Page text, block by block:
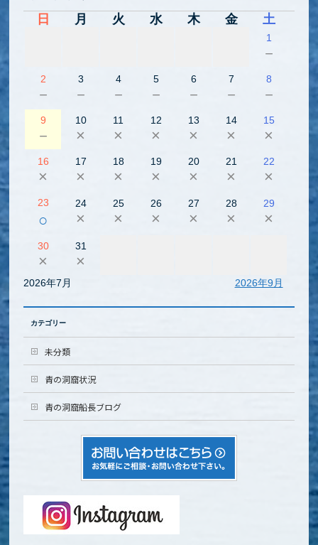
日 月 火 水 木 金 土
1
－
2
－
3
－
4
－
5
－
6
－
7
－
8
－
9
－
10
×
11
×
12
×
13
×
14
×
15
×
16
×
17
×
18
×
19
×
20
×
21
×
22
×
23
○
24
×
25
×
26
×
27
×
28
×
29
×
30
×
31
×
2026年7月 2026年9月
カテゴリー
未分類
青の洞窟状況
青の洞窟船長ブログ